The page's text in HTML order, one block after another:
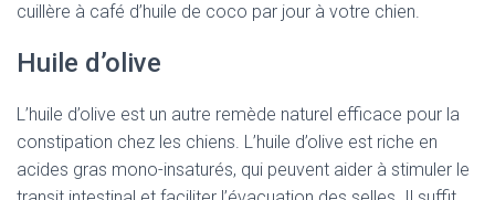
cuillère à café d’huile de coco par jour à votre chien.
Huile d’olive
L’huile d’olive est un autre remède naturel efficace pour la
constipation chez les chiens. L’huile d’olive est riche en
acides gras mono-insaturés, qui peuvent aider à stimuler le